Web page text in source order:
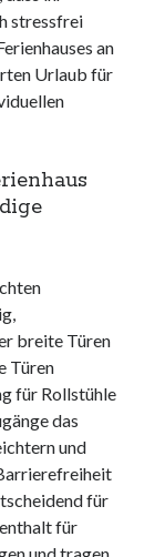
stressfrei
an
Urlaub für
breite Türen
Türen
für Rollstühle
das
und
für
für